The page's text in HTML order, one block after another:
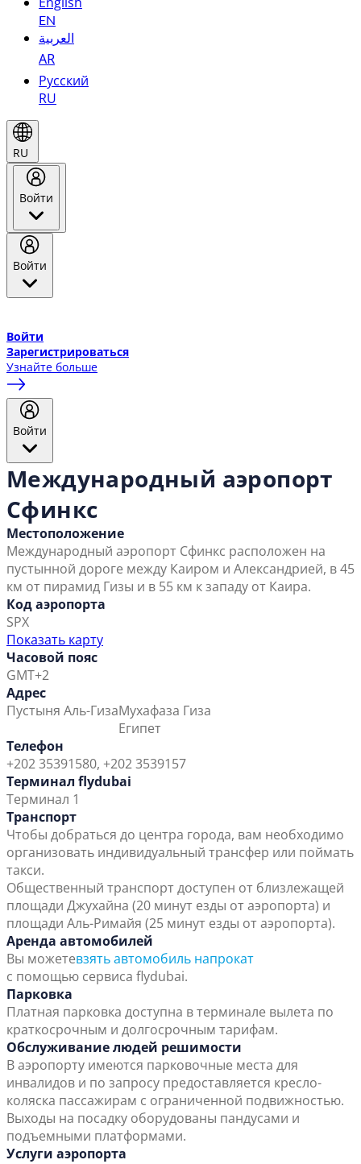
EN
العربية
AR
Русский
RU
RU
Войти
Войти
Войти
Зарегистрироваться
Узнайте больше
Войти
Международный аэропорт
Сфинкс
Местоположение
Международный аэропорт Сфинкс расположен на
пустынной дороге между Каиром и Александрией, в 45
км от пирамид Гизы и в 55 км к западу от Каира.
Код аэропорта
SPX
Показать карту
Часовой пояс
GMT+2
Адрес
Пустыня Аль-ГизаМухафаза Гиза
Египет
Телефон
+202 35391580, +202 3539157
Терминал flydubai
Терминал 1
Транспорт
Чтобы добраться до центра города, вам необходимо
организовать индивидуальный трансфер или поймать
такси.
Общественный транспорт доступен от близлежащей
площади Джухайна (20 минут езды от аэропорта) и
площади Аль-Римайя (25 минут езды от аэропорта).
Аренда автомобилей
Вы можетевзять автомобиль напрокат
с помощью сервиса flydubai.
Парковка
Платная парковка доступна в терминале вылета по
краткосрочным и долгосрочным тарифам.
Обслуживание людей решимости
В аэропорту имеются парковочные места для
инвалидов и по запросу предоставляется кресло-
коляска пассажирам с ограниченной подвижностью.
Выходы на посадку оборудованы пандусами и
подъемными платформами.
Услуги аэропорта